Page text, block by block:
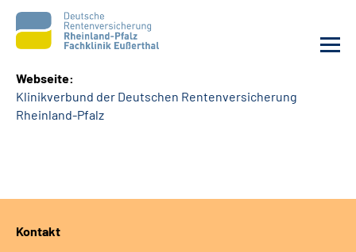
Unsere Klinik
Karriere
Webseite:
Klinikverbund der Deutschen Rentenversicherung
Rheinland-Pfalz
Kontakt